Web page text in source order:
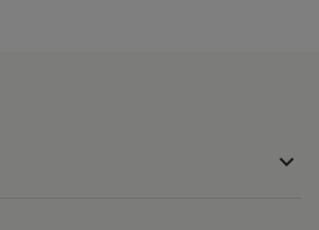
expand_more